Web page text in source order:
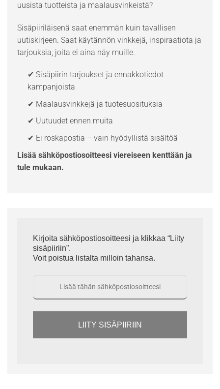
uusista tuotteista ja maalausvinkeistä?
Sisäpiiriläisenä saat enemmän kuin tavallisen
uutiskirjeen. Saat käytännön vinkkejä, inspiraatiota ja
tarjouksia, joita ei aina näy muille.
✔ Sisäpiirin tarjoukset ja ennakkotiedot
kampanjoista
✔ Maalausvinkkejä ja tuotesuosituksia
✔ Uutuudet ennen muita
✔ Ei roskapostia – vain hyödyllistä sisältöä
Lisää sähköpostiosoitteesi viereiseen kenttään ja
tule mukaan.
Kirjoita sähköpostiosoitteesi ja klikkaa “Liity
sisäpiiriin”.
Voit poistua listalta milloin tahansa.
LIITY SISÄPIIRIIN